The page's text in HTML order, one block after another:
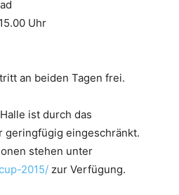
Uhr
an beiden Tagen frei.
ist durch das
geringfügig eingeschränkt.
stehen unter
2015/ zur Verfügung.